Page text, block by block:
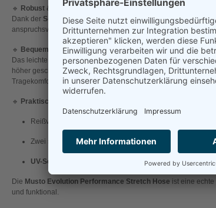
🔹 Robust & schützend
Dank der Schoeller®-Keprotec Verstärkungen an Gesäß und
anspruchsvollen Situationen.
🔹 Bequem & flexibel
Das leichte, schnelltrocknende Stretchmaterial sorgt für
höher geschnittene Rückenbereich hält den unteren Rücken
Tragekomfort bietet.
🔹 Praktisch & funktional
Reißverschluss und Druckknopfverschluss mit
Zwei seitliche Einschubtaschen und eine
UV-Schutz 50+ für zuverlässigen Schutz vor
Die Musto Evolution Performance Stretch Hose ist eine echte
und funktional.